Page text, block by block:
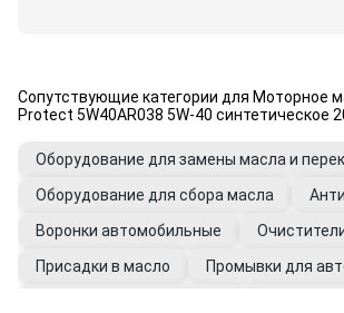
Сопутствующие категории для Моторное
Protect 5W40AR038 5W-40 синтетическое
Оборудование для замены масла и
Оборудование для сбора масла
Воронки автомобильные
Присадки в масло
Промывки для